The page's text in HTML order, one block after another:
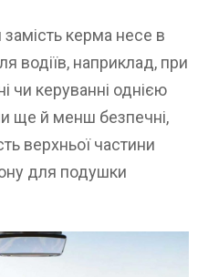
керма несе в
водіїв, наприклад, при
чи керуванні однією
ще й менш безпечні,
верхньої частини
для подушки